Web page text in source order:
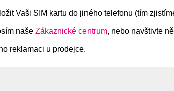
Vaši SIM kartu do jiného telefonu (tím
naše Zákaznické centrum, nebo navštivte
reklamaci u prodejce.